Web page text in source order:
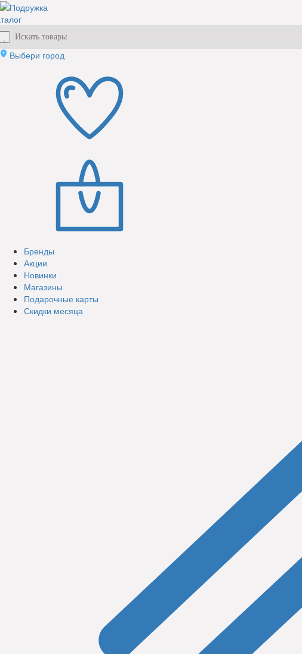
Выбери город
Бренды
Акции
Новинки
Магазины
Подарочные карты
Скидки месяца